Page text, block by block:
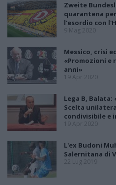
Zweite
quarantena
l'esordio con
9 Mag 2020
Messico, crisi
«Promozioni e
anni»
19 Apr 2020
Lega B, Balata:
Scelta
condivisibile e
19 Apr 2020
L'ex Budoni
Salernitana di
22 Lug 2019